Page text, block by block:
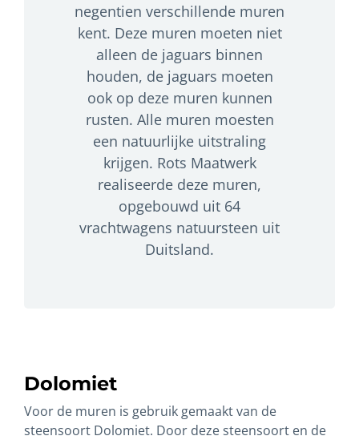
negentien verschillende muren
kent. Deze muren moeten niet
alleen de jaguars binnen
houden, de jaguars moeten
ook op deze muren kunnen
rusten. Alle muren moesten
een natuurlijke uitstraling
krijgen. Rots Maatwerk
realiseerde deze muren,
opgebouwd uit 64
vrachtwagens natuursteen uit
Duitsland.
Dolomiet
Voor de muren is gebruik gemaakt van de
steensoort Dolomiet. Door deze steensoort en de